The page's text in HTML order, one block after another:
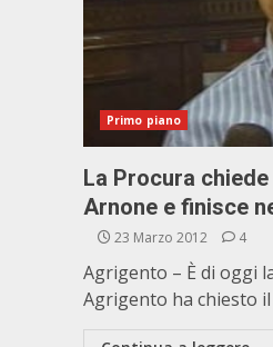
Primo piano
La Procura
Arnone e finisce
23 Marzo 2012 4
Agrigento – È di oggi
Agrigento ha chiesto il